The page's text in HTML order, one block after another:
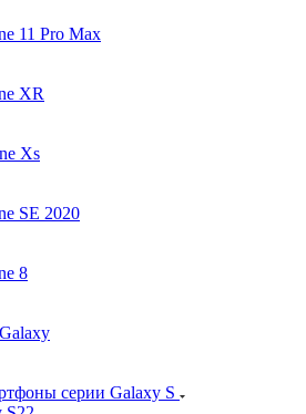
11 Pro Max
XR
Xs
SE 2020
8
серии Galaxy S